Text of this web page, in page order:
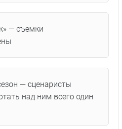
— съемки
— сценаристы
над ним всего один